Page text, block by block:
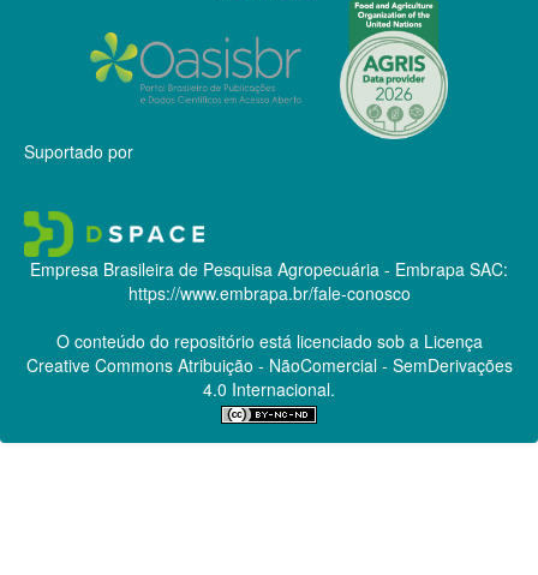
Suportado por
Empresa Brasileira de Pesquisa Agropecuária - Embrapa SAC:
https://www.embrapa.br/fale-conosco
O conteúdo do repositório está licenciado sob a Licença
Creative CommonsAtribuição - NãoComercial - SemDerivações
4.0 Internacional.